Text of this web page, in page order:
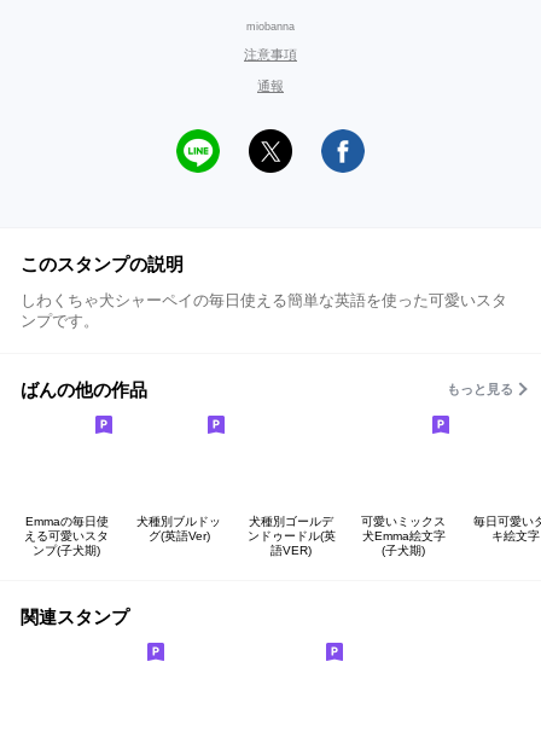
miobanna
注意事項
通報
このスタンプの説明
しわくちゃ犬シャーペイの毎日使える簡単な英語を使った可愛いスタ
ンプです。
ばんの他の作品 もっと見る
Emmaの毎日使
える可愛いスタ
ンプ(子犬期)
犬種別ブルドッ
グ(英語Ver)
犬種別ゴールデ
ンドゥードル(英
語VER)
可愛いミックス
犬Emma絵文字
(子犬期)
毎日可愛い
キ絵文字
関連スタンプ